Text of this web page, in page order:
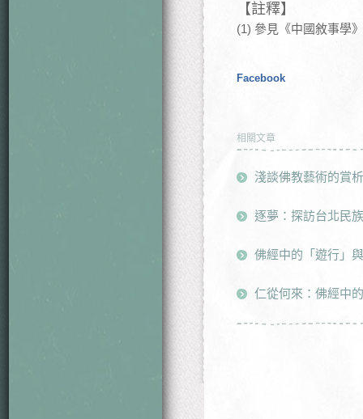
【註釋】
(1) 參見《中國敘事學
Facebook
相關文章
淺談佛教藝術的賞
逐夢：探訪台北民
佛經中的「遊行」
仁從何來：佛經中